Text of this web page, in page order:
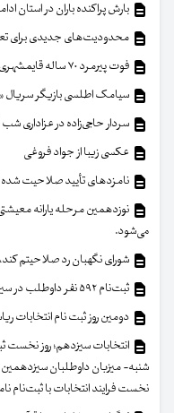
بارش پراکنده باران در استان
محدودیت‌های جدیدی برای
فوت پیرمرد ۷۰ ساله قایمشهری بر اثر برخورد با قطار
سیامک اطلسی بازیگر سریال
سردار حاجی‌زاده در
عکسی زیبا از جواد فروغی
نامزدهای تأیید صلاحیت شده
نوزدهمین مرحله یارانه
می‌شود.
شورای نگهبان رد صلاحیتم
ثبت‌نام ۵۹۲ نفر داوطلب در سیزدهمین دوره انتخابات ریاست جمهوری
دومین روز ثبت نام انتخابات
انتخابات سیزدهم؛ روز نخست
شنبه- میزبان داوطلبان
نخست فرایند انتخابات با ثبت‌نام